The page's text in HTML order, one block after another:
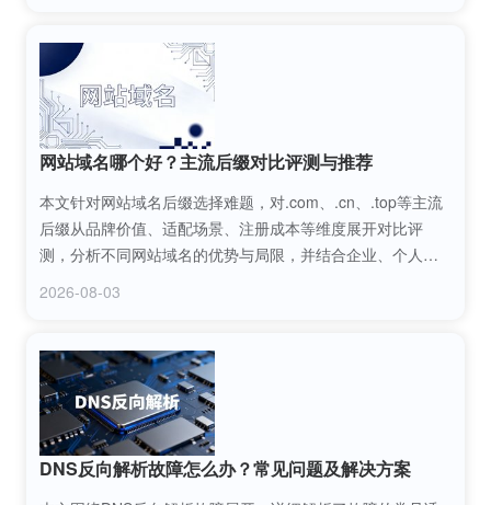
网站域名哪个好？主流后缀对比评测与推荐
本文针对网站域名后缀选择难题，对.com、.cn、.top等主流
后缀从品牌价值、适配场景、注册成本等维度展开对比评
测，分析不同网站域名的优势与局限，并结合企业、个人站
2026-08-03
DNS反向解析故障怎么办？常见问题及解决方案